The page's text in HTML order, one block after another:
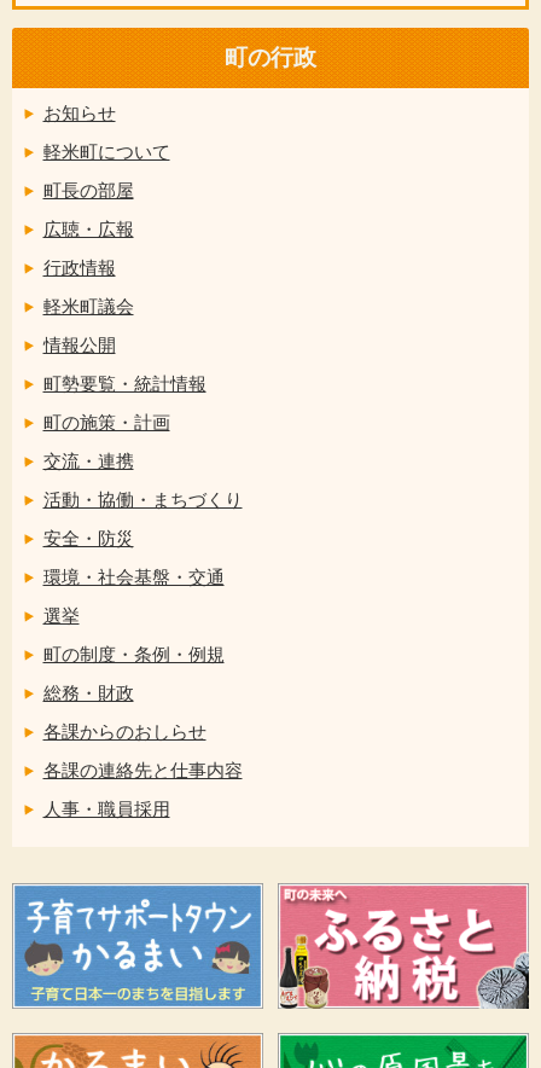
町の行政
お知らせ
軽米町について
町長の部屋
広聴・広報
行政情報
軽米町議会
情報公開
町勢要覧・統計情報
町の施策・計画
交流・連携
活動・協働・まちづくり
安全・防災
環境・社会基盤・交通
選挙
町の制度・条例・例規
総務・財政
各課からのおしらせ
各課の連絡先と仕事内容
人事・職員採用